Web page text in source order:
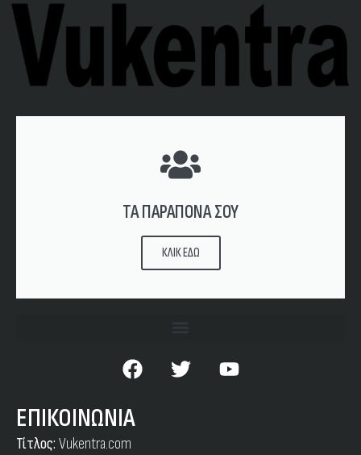
ΤΑ ΠΑΡΑΠΟΝΑ ΣΟΥ
ΚΛΙΚ ΕΔΩ
ΕΠΙΚΟΙΝΩΝΙΑ
Τίτλος: Vukentra.com